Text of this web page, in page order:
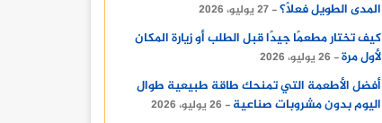
المدى الطويل فعلًا؟
27 يوليو، 2026
كيف تختار مطعمًا جيدًا قبل الطلب أو زيارة المكان
لأول مرة
26 يوليو، 2026
أفضل الأطعمة التي تمنحك طاقة طبيعية طوال
اليوم بدون مشروبات صناعية
26 يوليو، 2026